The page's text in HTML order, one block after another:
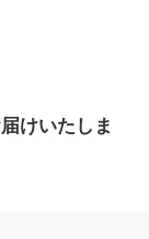
けいたしま